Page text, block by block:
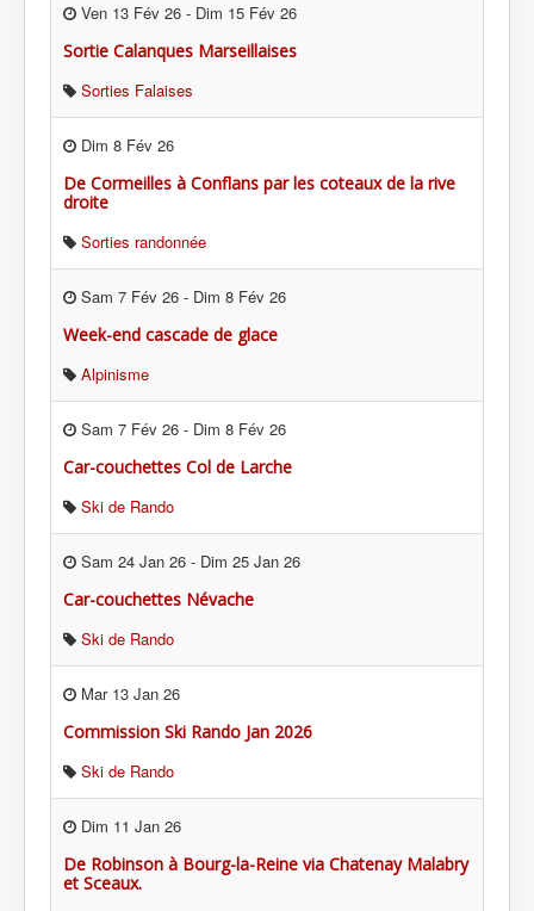
Ven 13 Fév 26 - Dim 15 Fév 26
Sortie Calanques Marseillaises
Sorties Falaises
Dim 8 Fév 26
De Cormeilles à Conflans par les coteaux de la rive
droite
Sorties randonnée
Sam 7 Fév 26 - Dim 8 Fév 26
Week-end cascade de glace
Alpinisme
Sam 7 Fév 26 - Dim 8 Fév 26
Car-couchettes Col de Larche
Ski de Rando
Sam 24 Jan 26 - Dim 25 Jan 26
Car-couchettes Névache
Ski de Rando
Mar 13 Jan 26
Commission Ski Rando Jan 2026
Ski de Rando
Dim 11 Jan 26
De Robinson à Bourg-la-Reine via Chatenay Malabry
et Sceaux.